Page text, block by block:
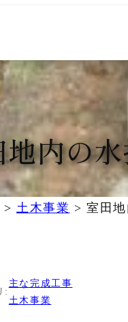
内の
>土木事業 >室田
:
主な完成工事
土木事業